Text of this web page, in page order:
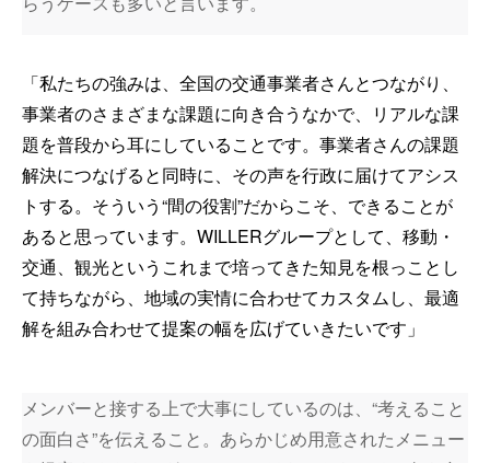
「私たちの強みは、全国の交通事業者さんとつながり、
事業者のさまざまな課題に向き合うなかで、リアルな課
題を普段から耳にしていることです。事業者さんの課題
解決につなげると同時に、その声を行政に届けてアシス
トする。そういう“間の役割”だからこそ、できることが
あると思っています。WILLERグループとして、移動・
交通、観光というこれまで培ってきた知見を根っことし
て持ちながら、地域の実情に合わせてカスタムし、最適
解を組み合わせて提案の幅を広げていきたいです」
メンバーと接する上で大事にしているのは、“考えること
の面白さ”を伝えること。あらかじめ用意されたメニュー